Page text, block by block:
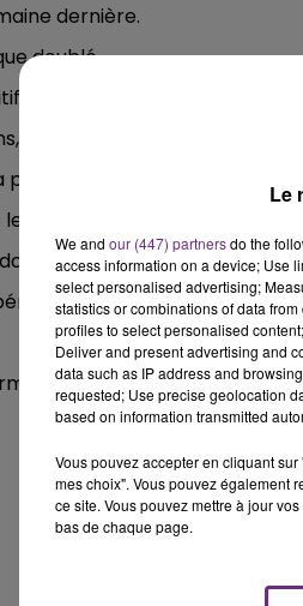
dernière.
doublé.
contre 368 il y a une semaine.
du fait du nouveau protocole
plus de fermeture
enfants présentant un test
les parents refusent le
de 7 jours au sein
par département
Le
We and our (447) partnersdo the
access information on a device; Use
select personalised advertising;
statistics or combinations of data
profiles to select personalised
Deliver and present advertising and
data such as IP address and
requested; Use precise geolocation
based on information transmitted
Vous pouvez accepter en cliquant
mes choix". Vous pouvez également
ce site. Vous pouvez mettre à jour
bas de chaque page.